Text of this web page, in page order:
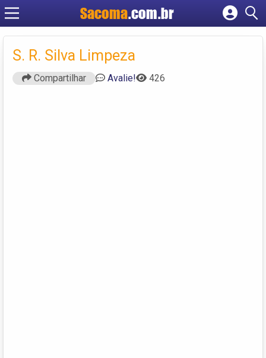
Sacoma.com.br
Cadastrar empresa
Criar conta
S. R. Silva Limpeza
Compartilhar Avalie! 426